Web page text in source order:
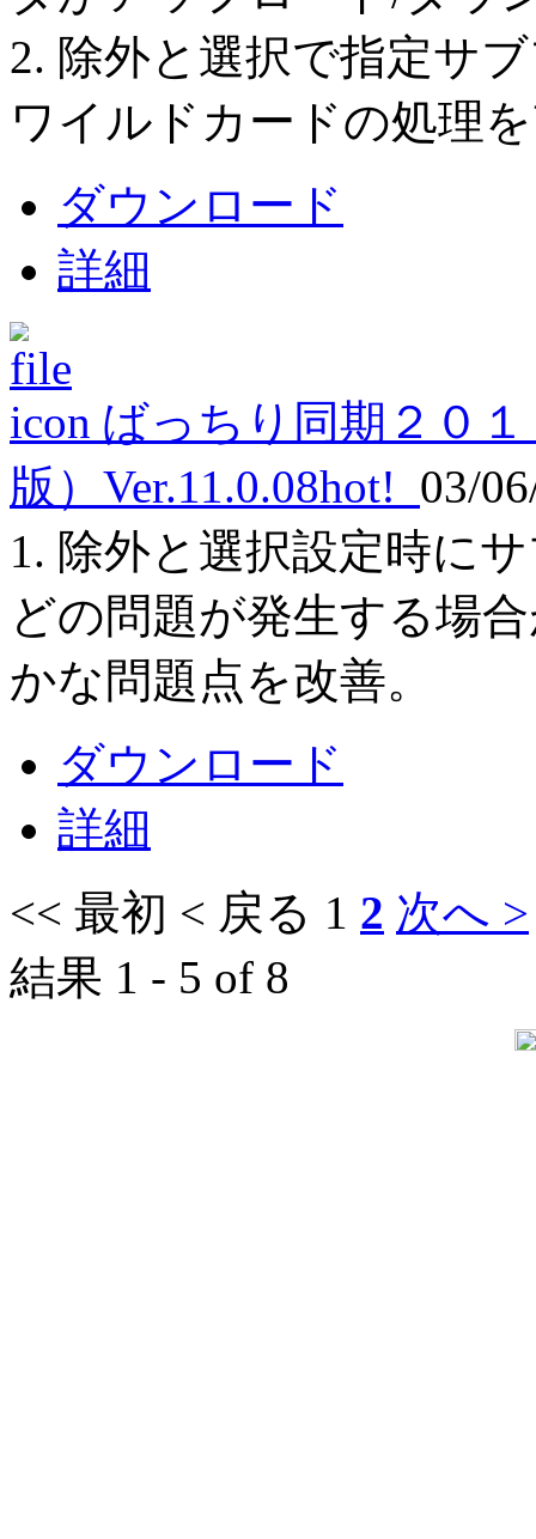
2. 除外と選択で指定サ
ワイルドカードの処理
ダウンロード
詳細
ばっちり同期２０
版）Ver.11.0.08hot! 03/
1. 除外と選択設定時に
どの問題が発生する場
かな問題点を改善。
ダウンロード
詳細
<< 最初 < 戻る 1 2 次へ >
結果 1 - 5 of 8